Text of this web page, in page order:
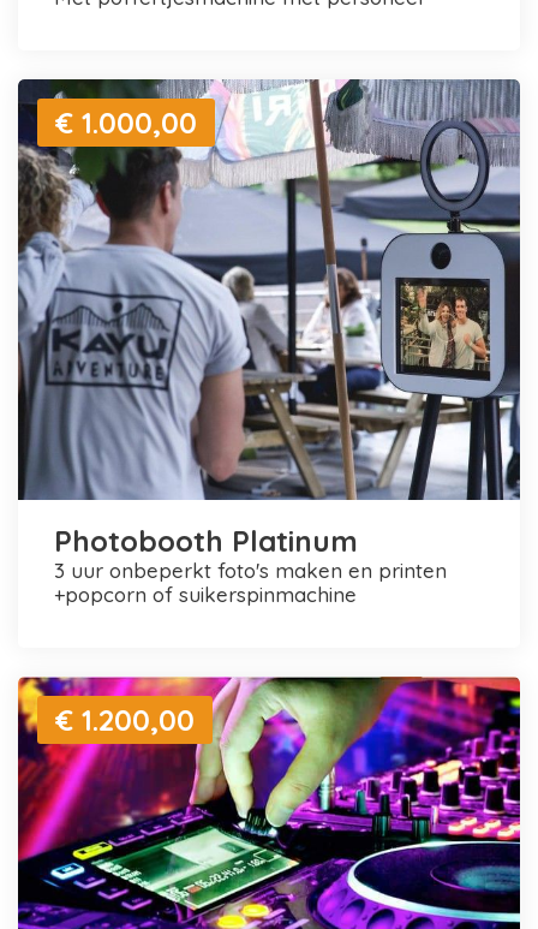
€ 1.000,00
Photobooth Platinum
3 uur onbeperkt foto's maken en printen
+popcorn of suikerspinmachine
€ 1.200,00